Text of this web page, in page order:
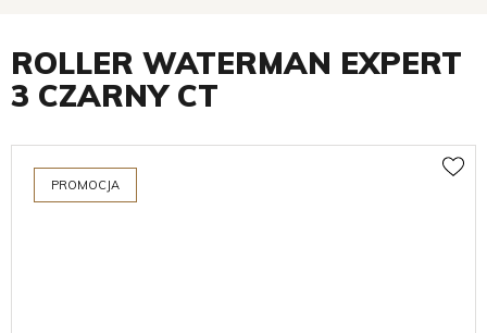
ROLLER WATERMAN EXPERT
3 CZARNY CT